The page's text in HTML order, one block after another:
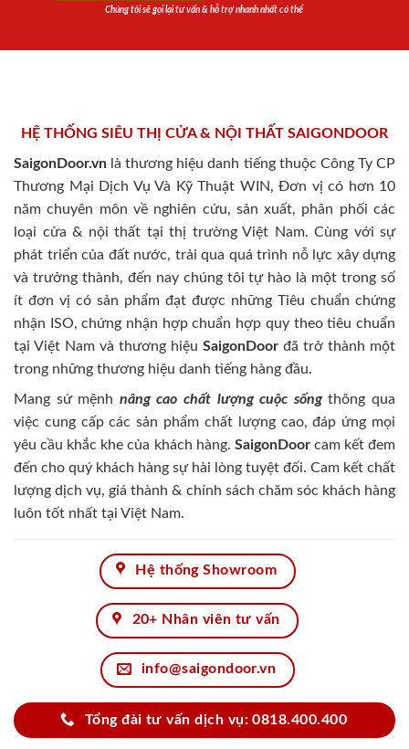
Chúng tôi sẽ gọi lại tư vấn & hỗ trợ nhanh nhất có thể
HỆ THỐNG SIÊU THỊ CỬA & NỘI THẤT SAIGONDOOR
SaigonDoor.vn là thương hiệu danh tiếng thuộc Công Ty CP
Thương Mại Dịch Vụ Và Kỹ Thuật WIN, Đơn vị có hơn 10
năm chuyên môn về nghiên cứu, sản xuất, phân phối các
loại cửa & nội thất tại thị trường Việt Nam. Cùng với sự
phát triển của đất nước, trải qua quá trình nỗ lực xây dựng
và trưởng thành, đến nay chúng tôi tự hào là một trong số
ít đơn vị có sản phẩm đạt được những Tiêu chuẩn chứng
nhận ISO, chứng nhận hợp chuẩn hợp quy theo tiêu chuẩn
tại Việt Nam và thương hiệu SaigonDoor đã trở thành một
trong những thương hiệu danh tiếng hàng đầu.
Mang sứ mệnh nâng cao chất lượng cuộc sốngthông qua
việc cung cấp các sản phẩm chất lượng cao, đáp ứng mọi
yêu cầu khắc khe của khách hàng. SaigonDoorcam kết đem
đến cho quý khách hàng sự hài lòng tuyệt đối. Cam kết chất
lượng dịch vụ, giá thành & chính sách chăm sóc khách hàng
luôn tốt nhất tại Việt Nam.
Hệ thống Showroom
20+ Nhân viên tư vấn
info@saigondoor.vn
Tổng đài tư vấn dịch vụ: 0818.400.400